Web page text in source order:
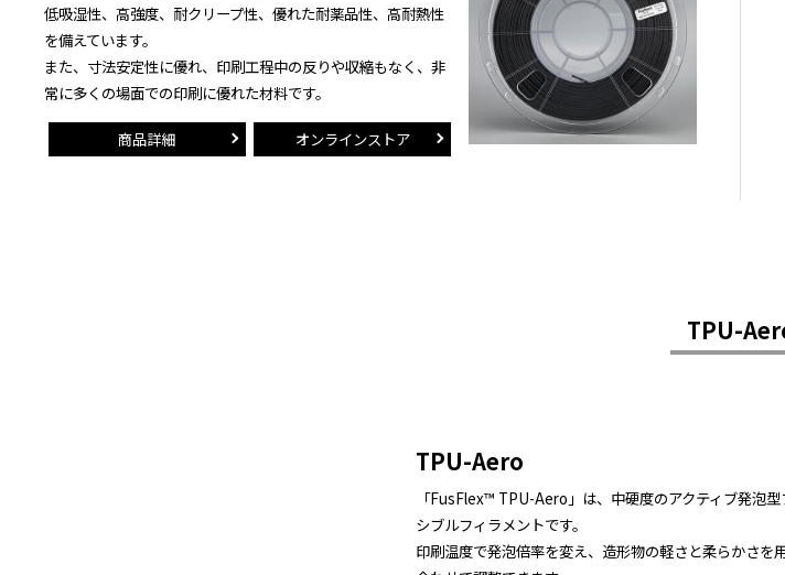
低吸湿性、高強度、耐クリープ性、優れた耐薬品性、高耐熱性
を備えています。
また、寸法安定性に優れ、印刷工程中の反りや収縮もなく、非
常に多くの場面での印刷に優れた材料です。
商品詳細 オンラインストア
TPU-
TPU-Aero
「FusFlex™ TPU-Aero」は、中硬度のアクティブ発泡型
シブルフィラメントです。
印刷温度で発泡倍率を変え、造形物の軽さと柔らかさを